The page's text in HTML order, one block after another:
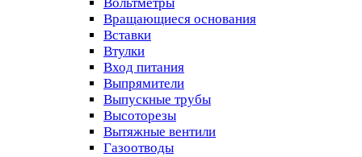
Вращающиеся основания
Вставки
Втулки
Вход питания
Выпрямители
Выпускные трубы
Высоторезы
Вытяжные вентили
Газоотводы